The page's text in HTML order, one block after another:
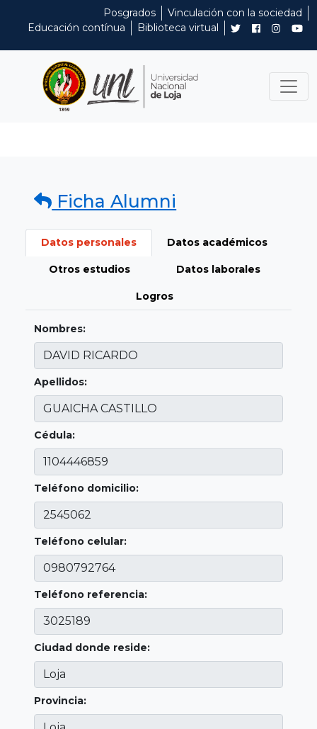
Posgrados
Vinculación con la sociedad
Educación contínua
Biblioteca virtual
Ficha Alumni
Datos personales Datos académicos
Otros estudios Datos laborales
Logros
Nombres:
Apellidos:
Cédula:
Teléfono domicilio:
Teléfono celular:
Teléfono referencia:
Ciudad donde reside:
Provincia: